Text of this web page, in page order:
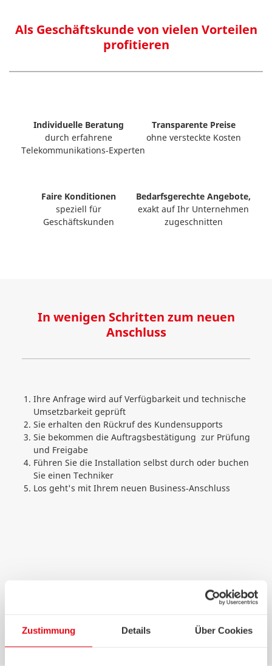
Zustimmung Details Über Cookies
Als Geschäftskunde von vielen Vorteilen
profitieren
Individuelle Beratung
durch erfahrene
Telekommunikations‑Experten
Transparente Preise
ohne versteckte Kosten
Faire Konditionen
speziell für
Geschäftskunden
Bedarfsgerechte Angebote,
exakt auf Ihr Unternehmen
zugeschnitten
In wenigen Schritten zum neuen
Anschluss
Ihre Anfrage wird auf Verfügbarkeit und technische
Umsetzbarkeit geprüft
Sie erhalten den Rückruf des Kundensupports
Sie bekommen die Auftragsbestätigung zur Prüfung
und Freigabe
Führen Sie die Installation selbst durch oder buchen
Sie einen Techniker
Los geht's mit Ihrem neuen Business‑Anschluss
Wir rufen Sie zeitnah zurück, um gemeinsam
die optimale Internetlösung für Ihr
Jetzt Beratung anfordern